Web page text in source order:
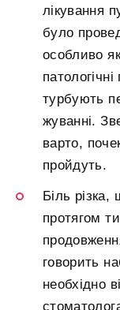
лікування
було
особливо
турбують
жуванні.
варто,
пройдуть.
Біль
протягом
говорить
необхідно